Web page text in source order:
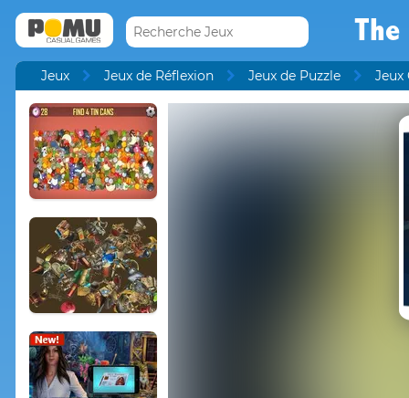
Jeux Jeux de Réflexion Jeux de Puzzle Jeux